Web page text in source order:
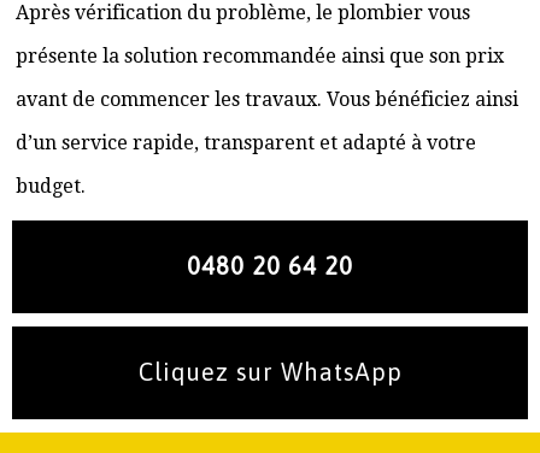
Après vérification du problème, le plombier vous
présente la solution recommandée ainsi que son prix
avant de commencer les travaux. Vous bénéficiez ainsi
d’un service rapide, transparent et adapté à votre
budget.
0480 20 64 20
Cliquez sur WhatsApp